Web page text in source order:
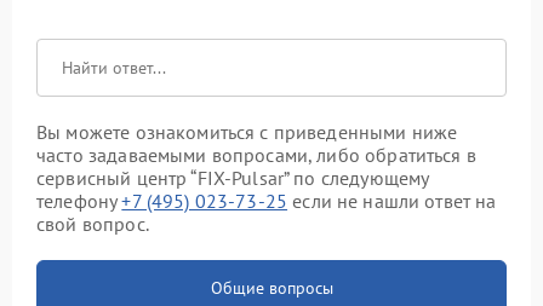
Вы можете ознакомиться с приведенными ниже
часто задаваемыми вопросами, либо обратиться в
сервисный центр “FIX-Pulsar” по следующему
телефону+7 (495) 023-73-25 если не нашли ответ на
свой вопрос.
Общие вопросы